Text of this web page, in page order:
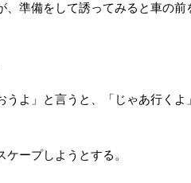
、準備をして誘ってみると車の前
よ」と言うと、「じゃあ行くよ」
ープしようとする。